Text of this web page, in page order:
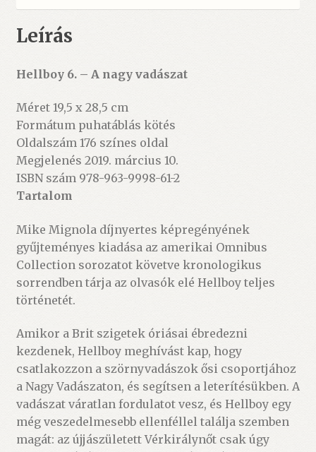
Leírás
Hellboy 6. – A nagy vadászat
Méret 19,5 x 28,5 cm
Formátum puhatáblás kötés
Oldalszám 176 színes oldal
Megjelenés 2019. március 10.
ISBN szám 978-963-9998-61-2
Tartalom
Mike Mignola díjnyertes képregényének
gyűjteményes kiadása az amerikai Omnibus
Collection sorozatot követve kronologikus
sorrendben tárja az olvasók elé Hellboy teljes
történetét.
Amikor a Brit szigetek óriásai ébredezni
kezdenek, Hellboy meghívást kap, hogy
csatlakozzon a szörnyvadászok ősi csoportjához
a Nagy Vadászaton, és segítsen a leterítésükben. A
vadászat váratlan fordulatot vesz, és Hellboy egy
még veszedelmesebb ellenféllel találja szemben
magát: az újjászületett Vérkirálynőt csak úgy